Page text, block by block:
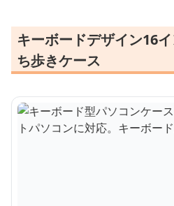
キーボードデザイン16
ち歩きケース